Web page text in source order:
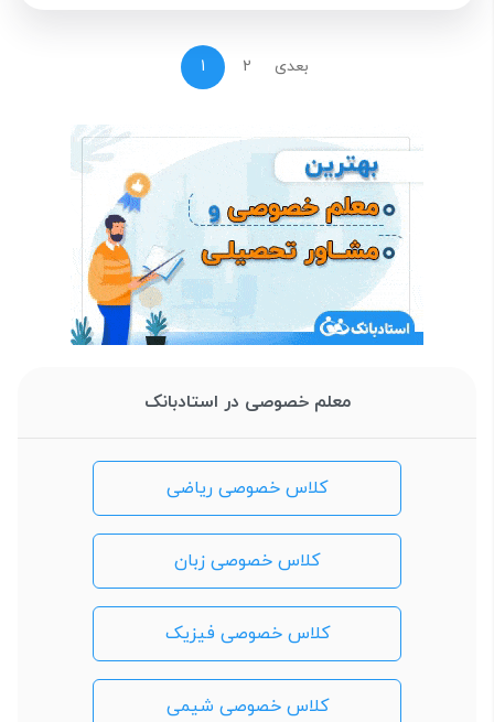
1 2 بعدی
معلم خصوصی در استادبانک
کلاس خصوصی ریاضی
کلاس خصوصی زبان
کلاس خصوصی فیزیک
کلاس خصوصی شیمی